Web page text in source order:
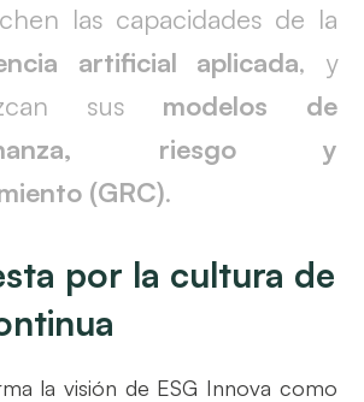
las capacidades de la
artificial aplicada, y
sus modelos de
riesgo y
(GRC).
por la cultura de
la visión de ESG Innova como